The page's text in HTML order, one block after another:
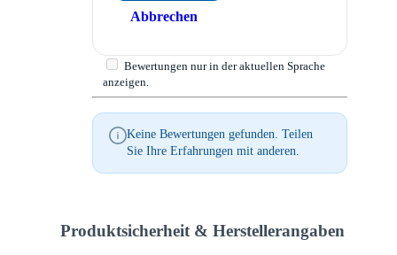
Abbrechen
Bewertungen nur in der aktuellen Sprache
anzeigen.
Keine Bewertungen gefunden. Teilen
Sie Ihre Erfahrungen mit anderen.
Produktsicherheit & Herstellerangaben